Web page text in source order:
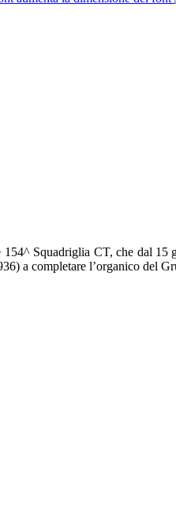
Squadriglia CT, che dal
a completare l’organico del